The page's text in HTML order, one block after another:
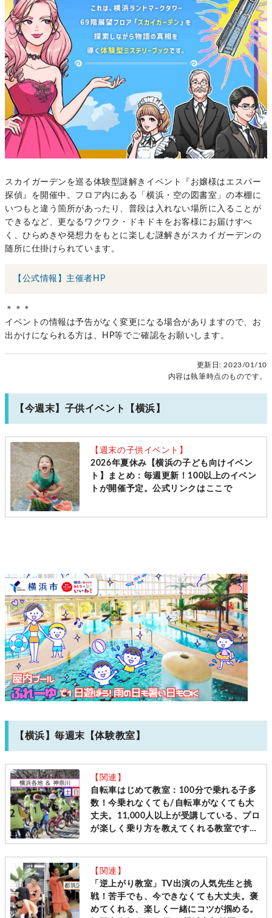
スカイガーデンを巡る体験型謎解きイベント『お嬢様はエスパー
探偵』を開催中。フロア内にある「横浜・空の図書室」の本棚に
いつもと違う箇所があったり、普段は入れない場所に入ることが
できるなど、更なるワクワク・ドキドキをお客様にお届けすべ
く、ひらめきや発想力をもとに楽しむ謎解きがスカイガーデンの
随所に仕掛けられています。
【公式情報】主催者HP
＊＊＊
イベントの情報は予告がなく変更になる場合がありますので、お
出かけになられる方は、HP等でご確認をお願いします。
更新日: 2023/01/10
内容は執筆時点のものです。
【今週末】子供イベント【横浜】
【週末の子供イベント】
2026年夏休み【横浜の子ども向けイベン
ト】まとめ：毎週更新！100以上のイベン
トが開催予定。公式リンクはここで
【横浜】毎週末【体験教室】
【関連】
自転車はじめて教室：100分で乗れる子多
数！今乗れなくても/自転車がなくても大
丈夫。11,000人以上が受講している、プロ
が楽しく乗り方を教えてくれる教室です
［毎週土日＠横浜・神奈川10会場 先着受
付］
【関連】
「逆上がり教室」TV出演の人気先生と挑
戦！苦手でも、今できなくても大丈夫。褒
めてくれる、楽しく一緒にコツが掴める。